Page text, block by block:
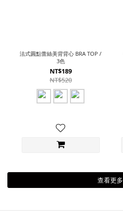
法式圓點蕾絲美背背心 BRA TOP /
3色
NT$189
NT$520
查看更多